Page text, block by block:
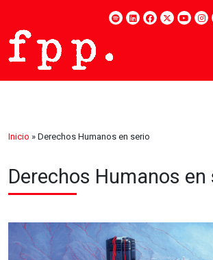
Inicio » Derechos Humanos en serio
Derechos Humanos en